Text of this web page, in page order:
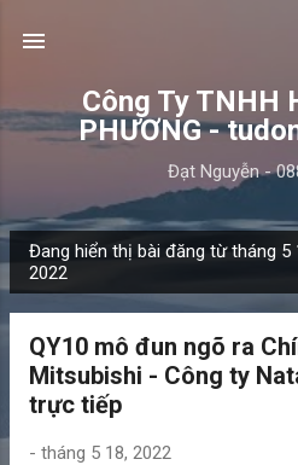
Công Ty TNHH
PHƯƠNG -
Đạt Nguyễn -
à
Đang hiển thị bài đăng từ tháng 5
2022
QY10 mô đun ngõ ra
Mitsubishi - Công ty
trực tiếp
- tháng 5 18, 2022